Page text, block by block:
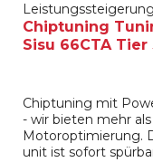
Chiptuning
Sisu 66CTA Tier
Chiptuning mit
- wir bieten mehr
Motoroptimierung.
unit ist sofort